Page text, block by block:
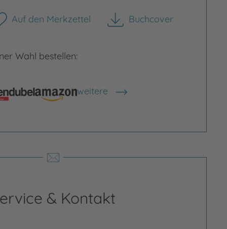
Auf den Merkzettel Buchcover
herunterladen
Wahl bestellen:
weitere
Shops anzeigen
& Kontakt